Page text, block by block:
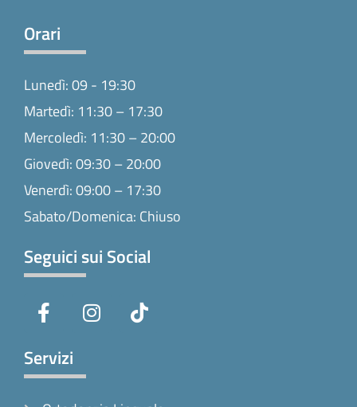
Orari
Lunedì: 09 - 19:30
Martedì: 11:30 – 17:30
Mercoledì: 11:30 – 20:00
Giovedì: 09:30 – 20:00
Venerdì: 09:00 – 17:30
Sabato/Domenica: Chiuso
Seguici sui Social
a
e
b
n
i
Servizi